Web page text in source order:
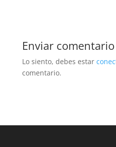
Enviar comentario
Lo siento, debes estar
comentario.